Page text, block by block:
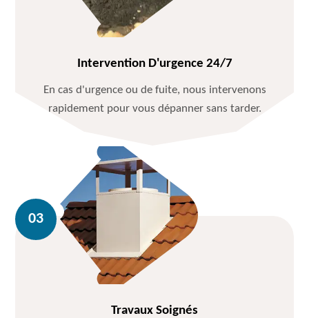
Intervention D'urgence 24/7
En cas d'urgence ou de fuite, nous intervenons
rapidement pour vous dépanner sans tarder.
Travaux Soignés